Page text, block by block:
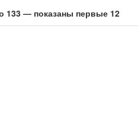
133 — показаны первые 12